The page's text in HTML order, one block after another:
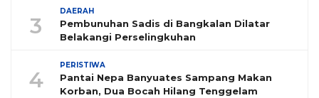
3
DAERAH
Pembunuhan Sadis di Bangkalan Dilatar
Belakangi Perselingkuhan
4
PERISTIWA
Pantai Nepa Banyuates Sampang Makan
Korban, Dua Bocah Hilang Tenggelam